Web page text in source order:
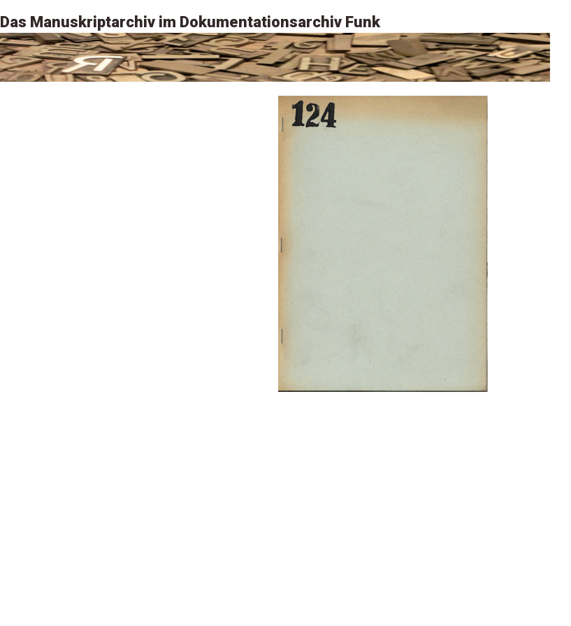
Das Manuskriptarchiv im Dokumentationsarchiv Funk